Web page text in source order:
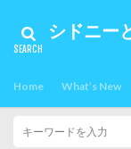
シドニー
Home What’s New